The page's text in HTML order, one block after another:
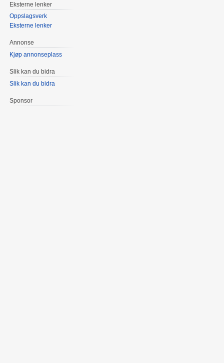
Eksterne lenker
Oppslagsverk
Eksterne lenker
Annonse
Kjøp annonseplass
Slik kan du bidra
Slik kan du bidra
Sponsor